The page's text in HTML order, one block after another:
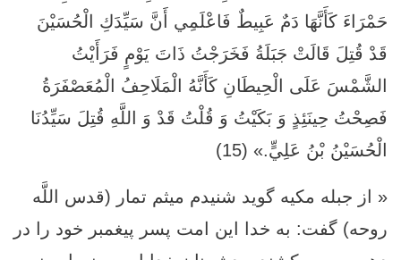
حَمْرَاءَ كَأَنَّهَا دَمٌ عَبِيطٌ فَاعْلَمِي أَنَّ سَيِّدَكِ الْحُسَيْنَ
قَدْ قُتِلَ قَالَتْ جَبَلَةُ فَخَرَجْتُ ذَاتَ يَوْمٍ فَرَأَيْتُ
الشَّمْسَ عَلَى الْحِيطَانِ كَأَنَّهُ الْمَلَاحِفُ الْمُعَصْفَرَةُ
فَصِحْتُ حِينَئِذٍ وَ بَكَيْتُ وَ قُلْتُ قَدْ وَ اللَّهِ قُتِلَ سَيِّدُنَا
الْحُسَيْنُ بْنُ عَلِيٍّ.» (15)
« از جبله مكيه گويد شنيدم ميثم تمار (قدس اللَّه
روحه) گفت: به خدا اين امت پسر پيغمبر خود را در